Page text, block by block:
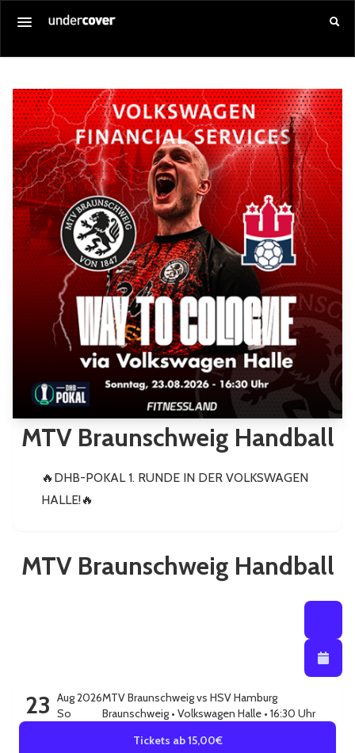
Alle Veranstaltungen
Gutschein kaufen
SERVICE
Über uns
Anmelden
MTV Braunschweig Handball
🔥DHB-POKAL 1. RUNDE IN DER VOLKSWAGEN
HALLE!🔥
MTV Braunschweig Handball
23 Aug 2026
So
MTV Braunschweig vs HSV Hamburg
Braunschweig • Volkswagen Halle • 16:30 Uhr
Tickets ab 15,00€